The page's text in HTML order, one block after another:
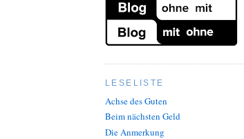
LESELISTE
Achse des Guten
Beim nächsten Geld
Die Anmerkung